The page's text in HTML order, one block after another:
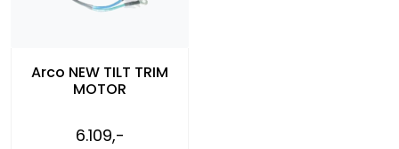
Arco NEW TILT TRIM
MOTOR
6.109,-